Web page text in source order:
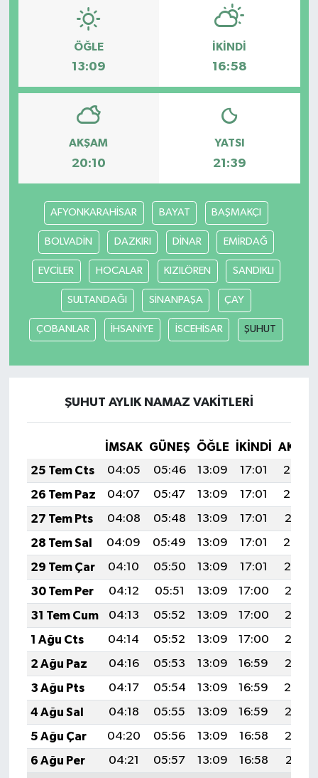
ÖĞLE
13:09
İKINDI
16:58
AKŞAM
20:10
YATSI
21:39
AFYONKARAHİSAR BAYAT BAŞMAKÇI
BOLVADİN DAZKIRI DİNAR EMİRDAĞ
EVCİLER HOCALAR KIZILÖREN SANDIKLI
SULTANDAĞI SİNANPAŞA ÇAY
ÇOBANLAR İHSANİYE İSCEHİSAR ŞUHUT
ŞUHUT AYLIK NAMAZ VAKITLERI
İMSAK GÜNEŞ ÖĞLE İKINDI
25 Tem Cts
04:05 05:46 13:09 17:01
20:22
26 Tem Paz
04:07 05:47 13:09 17:01
20:22
27 Tem Pts
04:08 05:48 13:09 17:01
20:21
28 Tem Sal
04:09 05:49 13:09 17:01
20:20
29 Tem Çar
04:10 05:50 13:09 17:01
20:19
30 Tem Per
04:12 05:51 13:09 17:00
20:18
31 Tem Cum
04:13 05:52 13:09 17:00
20:17
1 Ağu Cts
04:14 05:52 13:09 17:00
20:16
2 Ağu Paz
04:16 05:53 13:09 16:59
20:15
3 Ağu Pts
04:17 05:54 13:09 16:59
20:14
4 Ağu Sal
04:18 05:55 13:09 16:59
20:13
5 Ağu Çar
04:20 05:56 13:09 16:58
20:12
6 Ağu Per
04:21 05:57 13:09 16:58
20:11